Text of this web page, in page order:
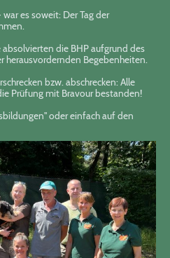
es soweit: Der Tag der
die BHP aufgrund des
herausvordernden Begebenheiten.
bzw. abschrecken: Alle
Prüfung mit Bravour bestanden!
oder einfach auf den